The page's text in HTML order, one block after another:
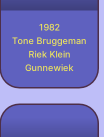
1982
Tone Bruggeman
Riek Klein
Gunnewiek